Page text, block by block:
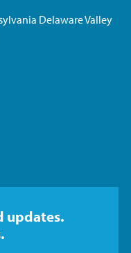
Delaware Valley
updates.